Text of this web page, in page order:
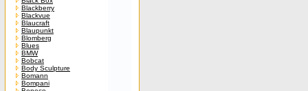
Blackberry
Blackvue
Blaucraft
Blaupunkt
Blomberg
Blues
BMW
Bobcat
Body Sculpture
Bomann
Bompani